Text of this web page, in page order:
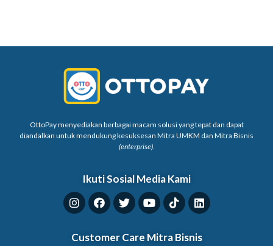
OttoPay menyediakan berbagai macam solusi yang tepat dan dapat
diandalkan untuk mendukung kesuksesan Mitra UMKM dan Mitra Bisnis
(enterprise).
Ikuti Sosial Media Kami
Customer Care Mitra Bisnis